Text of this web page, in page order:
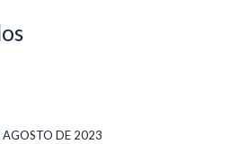
AGOSTO DE 2023